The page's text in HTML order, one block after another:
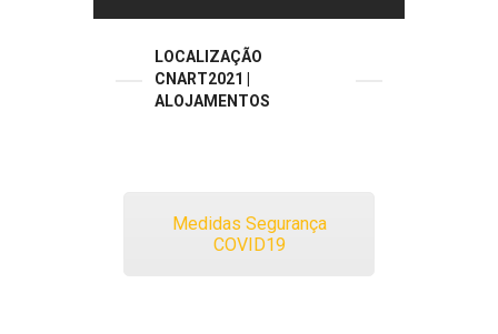
LOCALIZAÇÃO
CNART2021 |
ALOJAMENTOS
Medidas Segurança
COVID19